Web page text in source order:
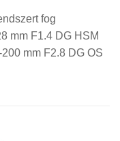
fog
mm F1.4 DG HSM
mm F2.8 DG OS